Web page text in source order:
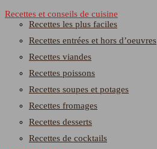
Recettes et conseils de cuisine
Recettes les plus faciles
Recettes entrées et hors d’oeuvres
Recettes viandes
Recettes poissons
Recettes soupes et potages
Recettes fromages
Recettes desserts
Recettes de cocktails